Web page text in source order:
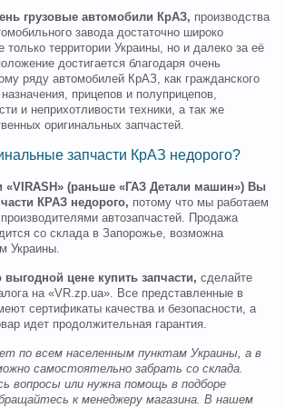
грузовые автомобили КрАЗ, производства
завода достаточно широко
только территории Украины, но и далеко за её
достигается благодаря очень
ряду автомобилей КрАЗ, как гражданского
прицепов и полуприцепов,
и неприхотливости техники, а так же
оригинальных запчастей.
запчасти КрАЗ недорого?
«VIRASH» (раньше «ГАЗ Детали машин») Вы
КРАЗ недорого, потому что мы работаем
автозапчастей. Продажа
со склада в Запорожье, возможна
Украины.
цене купить запчасти, сделайте
на «VR.zp.ua». Все представленные в
сертификаты качества и безопасности, а
идет продолжительная гарантия.
по всем населенным пунктам Украины, а в
самостоятельно забрать со склада.
вопросы или нужна помощь в подборе
к менеджеру магазина. В нашем